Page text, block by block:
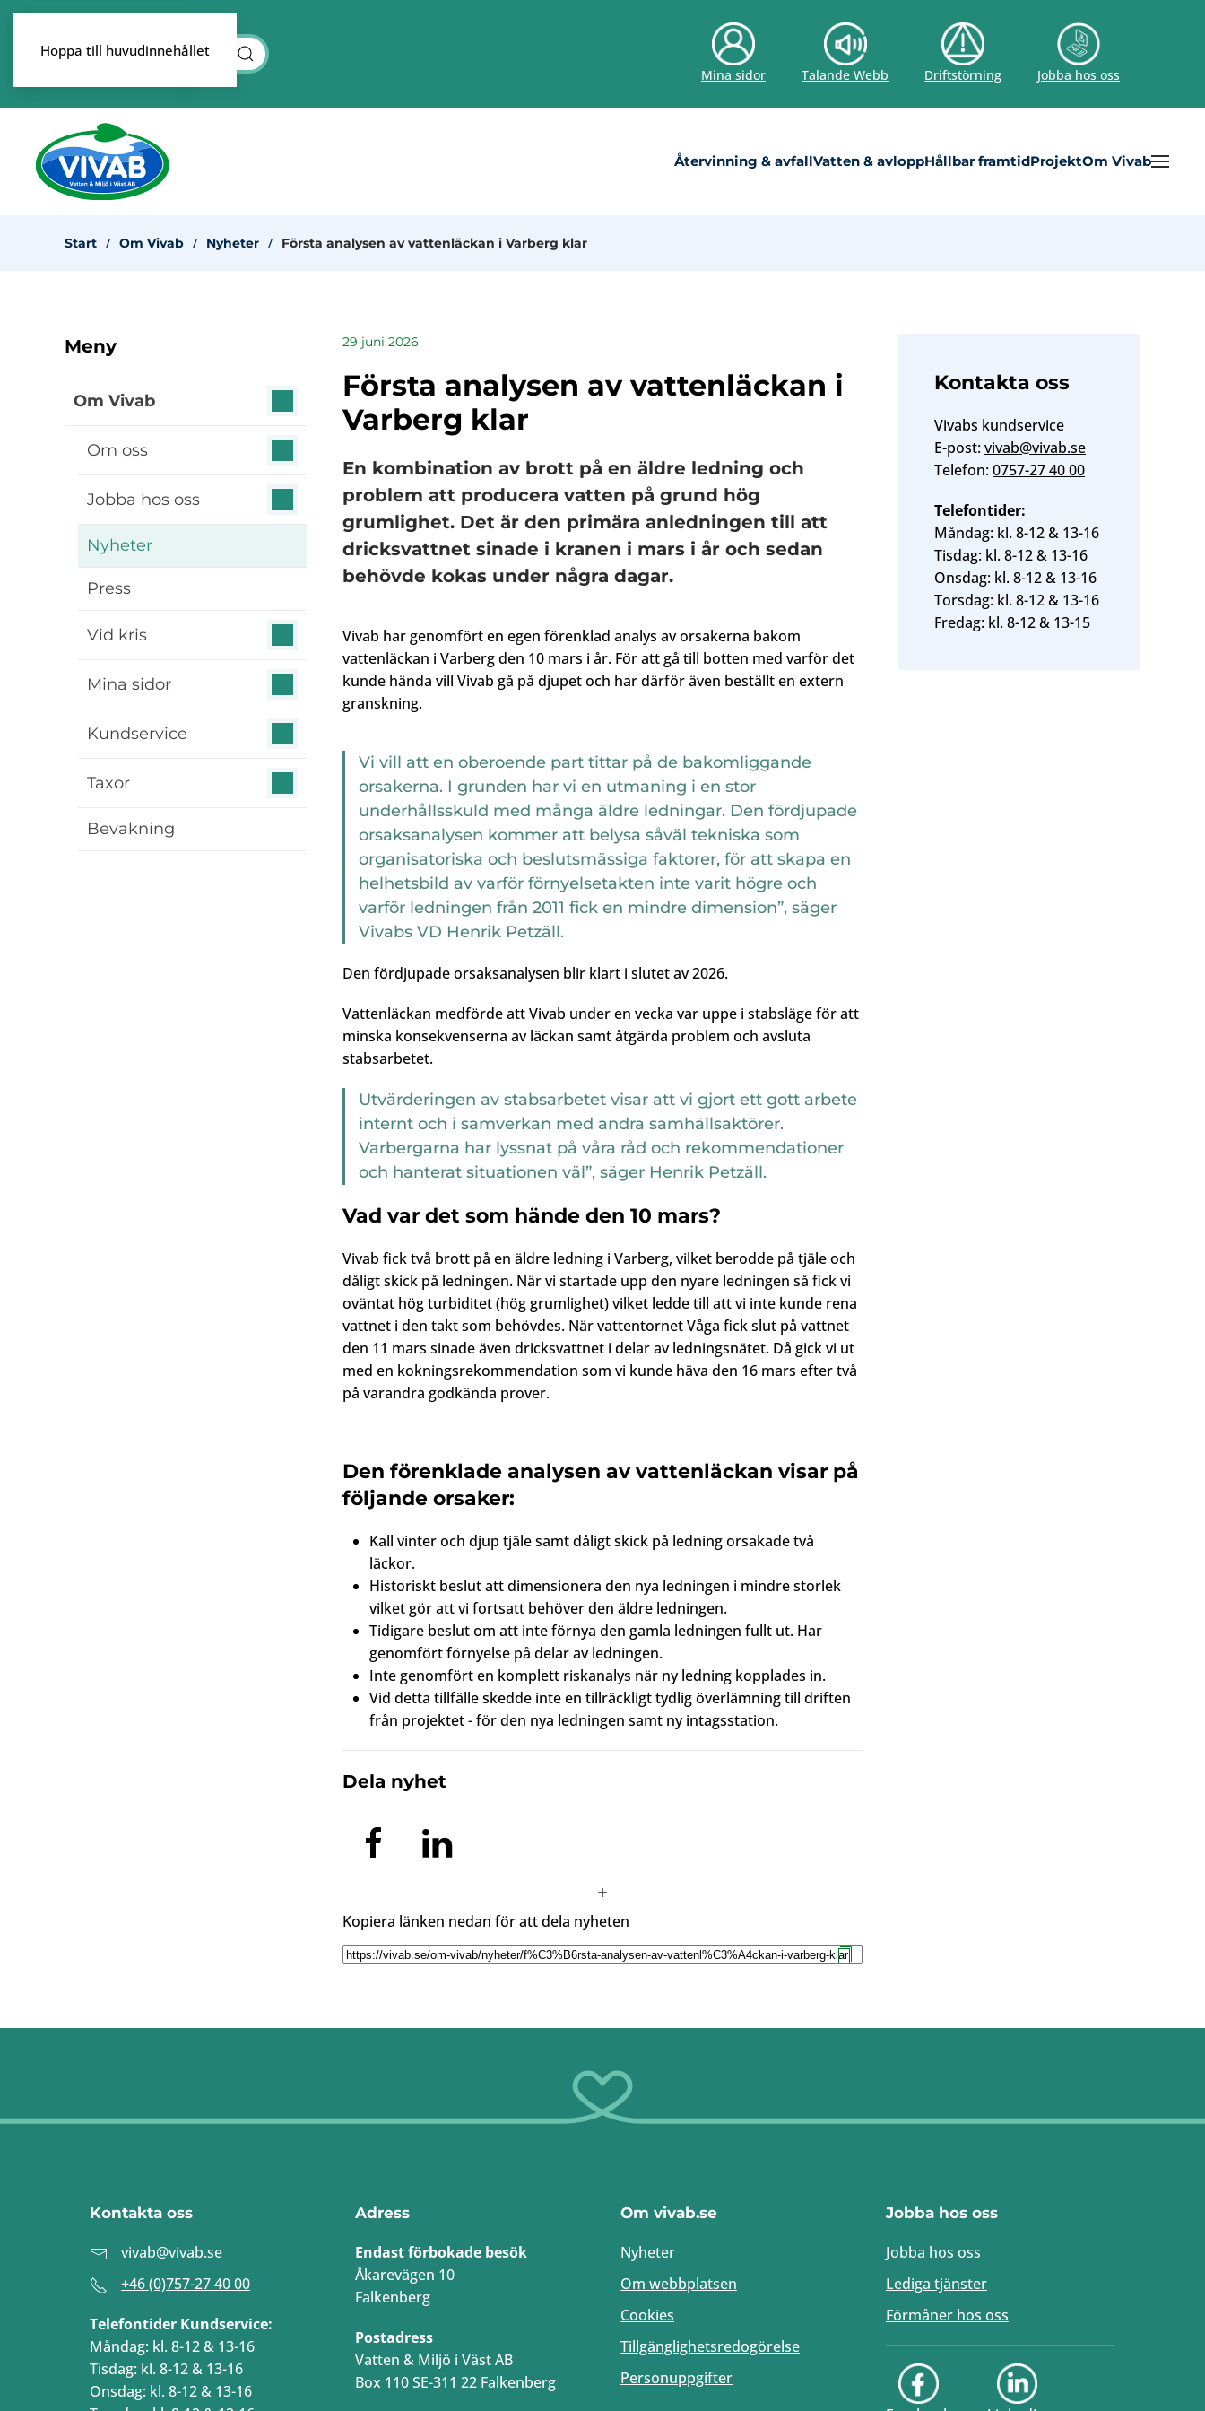
Skip to main content
Hoppa till huvudinnehållet
Mina sidor Talande Webb Driftstörning Jobba hos oss
Återvinning & avfallVatten & avloppHållbar framtidProjektOm Vivab
Start Om Vivab Nyheter Första analysen av vattenläckan i Varberg klar
Meny
Om Vivab
Om oss
Jobba hos oss
Nyheter
Press
Vid kris
Mina sidor
Kundservice
Taxor
Bevakning
29 juni 2026
Första analysen av vattenläckan i
Varberg klar
En kombination av brott på en äldre ledning och
problem att producera vatten på grund hög
grumlighet. Det är den primära anledningen till att
dricksvattnet sinade i kranen i mars i år och sedan
behövde kokas under några dagar.
Vivab har genomfört en egen förenklad analys av orsakerna bakom
vattenläckan i Varberg den 10 mars i år. För att gå till botten med varför det
kunde hända vill Vivab gå på djupet och har därför även beställt en extern
granskning.
Vi vill att en oberoende part tittar på de bakomliggande
orsakerna. I grunden har vi en utmaning i en stor
underhållsskuld med många äldre ledningar. Den fördjupade
orsaksanalysen kommer att belysa såväl tekniska som
organisatoriska och beslutsmässiga faktorer, för att skapa en
helhetsbild av varför förnyelsetakten inte varit högre och
varför ledningen från 2011 fick en mindre dimension”, säger
Vivabs VD Henrik Petzäll.
Den fördjupade orsaksanalysen blir klart i slutet av 2026.
Vattenläckan medförde att Vivab under en vecka var uppe i stabsläge för att
minska konsekvenserna av läckan samt åtgärda problem och avsluta
stabsarbetet.
Utvärderingen av stabsarbetet visar att vi gjort ett gott arbete
internt och i samverkan med andra samhällsaktörer.
Varbergarna har lyssnat på våra råd och rekommendationer
och hanterat situationen väl”, säger Henrik Petzäll.
Vad var det som hände den 10 mars?
Vivab fick två brott på en äldre ledning i Varberg, vilket berodde på tjäle och
dåligt skick på ledningen. När vi startade upp den nyare ledningen så fick vi
oväntat hög turbiditet (hög grumlighet) vilket ledde till att vi inte kunde rena
vattnet i den takt som behövdes. När vattentornet Våga fick slut på vattnet
den 11 mars sinade även dricksvattnet i delar av ledningsnätet. Då gick vi ut
med en kokningsrekommendation som vi kunde häva den 16 mars efter två
på varandra godkända prover.
Den förenklade analysen av vattenläckan visar på
följande orsaker:
Kall vinter och djup tjäle samt dåligt skick på ledning orsakade två
läckor.
Historiskt beslut att dimensionera den nya ledningen i mindre storlek
vilket gör att vi fortsatt behöver den äldre ledningen.
Tidigare beslut om att inte förnya den gamla ledningen fullt ut. Har
genomfört förnyelse på delar av ledningen.
Inte genomfört en komplett riskanalys när ny ledning kopplades in.
Vid detta tillfälle skedde inte en tillräckligt tydlig överlämning till driften
från projektet - för den nya ledningen samt ny intagsstation.
Dela nyhet
Kopiera länken nedan för att dela nyheten
Kontakta oss
Vivabs kundservice
E-post:vivab@vivab.se
Telefon:0757-27 40 00
Telefontider:
Måndag: kl. 8-12 & 13-16
Tisdag: kl. 8-12 & 13-16
Onsdag: kl. 8-12 & 13-16
Torsdag: kl. 8-12 & 13-16
Fredag: kl. 8-12 & 13-15
Kontakta oss
vivab@vivab.se
+46 (0)757-27 40 00
Telefontider Kundservice:
Måndag: kl. 8-12 & 13-16
Tisdag: kl. 8-12 & 13-16
Onsdag: kl. 8-12 & 13-16
Adress
Endast förbokade besök
Åkarevägen 10
Falkenberg
Postadress
Vatten & Miljö i Väst AB
Box 110 SE-311 22 Falkenberg
Om vivab.se
Nyheter
Om webbplatsen
Cookies
Tillgänglighetsredogörelse
Personuppgifter
Jobba hos oss
Jobba hos oss
Lediga tjänster
Förmåner hos oss